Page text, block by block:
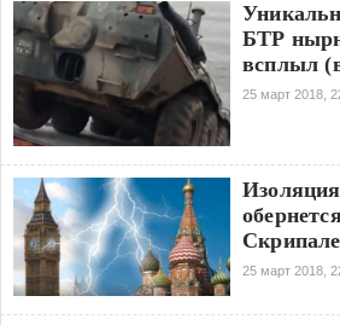
БТР
всплыл
25 март 2018,
25 март 2018,